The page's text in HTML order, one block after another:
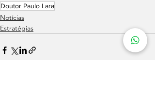
Doutor Paulo Lara
Notícias
Estratégias